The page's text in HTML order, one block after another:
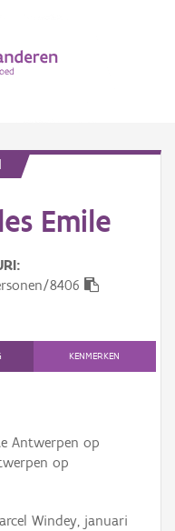
Emile
8406
KENMERKEN
Antwerpen op
op
Windey, januari